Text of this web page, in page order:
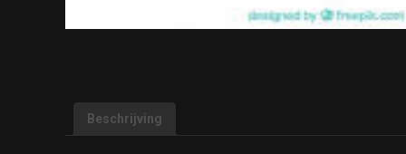
Beschrijving